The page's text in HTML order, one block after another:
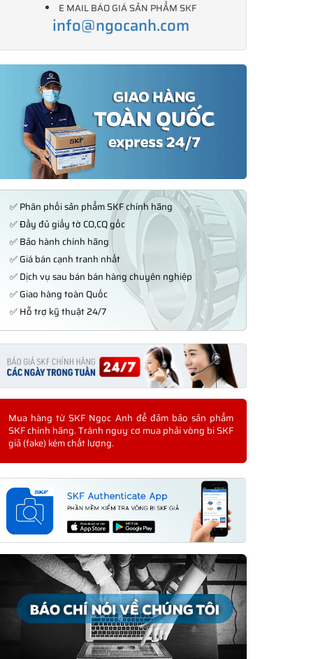
E MAIL BÁO GIÁ SẢN PHẨM SKF
info@ngocanh.com
✅ Phân phối sản phẩm SKF chính hãng
✅ Đầy đủ giấy tờ CO,CQ gốc
✅ Bảo hành chính hãng
✅ Giá bán cạnh tranh nhất
✅ Dịch vụ sau bán bán hàng chuyên nghiệp
✅ Giao hàng toàn Quốc
✅ Hỗ trợ kỹ thuật 24/7
Mua hàng từ SKF Ngọc Anh để đảm bảo sản phẩm
SKF chính hãng. Tránh nguy cơ mua phải vòng bi SKF
giả (fake) kém chất lượng.